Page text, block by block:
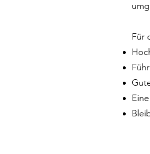
Für